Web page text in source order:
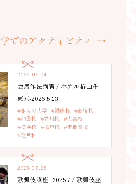
でのアクティビティ
2026.06.04
会席作法講習 / ホテル椿山荘
東京-2026.5.23
#きもの大学 #銀座校 #新宿校
#池袋校 #立川校 #大宮校
#横浜校 #松戸校 #宇都宮校
#経営科
2025.07.28
歌舞伎講座_2025.7 / 歌舞伎座